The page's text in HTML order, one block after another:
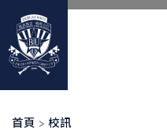
內
導
首頁 校訊